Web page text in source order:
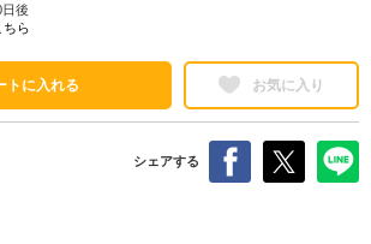
後
ちら
トに入れる お気に入り
シェアする